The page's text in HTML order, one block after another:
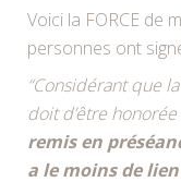
Voici la FORCE de
personnes ont
“Considérant que
doit d’être honorée
remis en
a le moins de lien